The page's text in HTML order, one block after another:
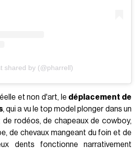
shared by (@pharrell)
et non d'art, le déplacement de
, qui a vu le top model plonger dans un
de rodéos, de chapeaux de cowboy,
de chevaux mangeant du foin et de
dents fonctionne narrativement